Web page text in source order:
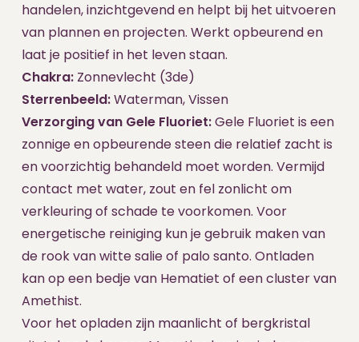
handelen, inzichtgevend en helpt bij het uitvoeren
van plannen en projecten. Werkt opbeurend en
laat je positief in het leven staan.
Chakra: Zonnevlecht (3de)
Sterrenbeeld:Waterman, Vissen
Verzorging van Gele Fluoriet:Gele Fluoriet is een
zonnige en opbeurende steen die relatief zacht is
en voorzichtig behandeld moet worden. Vermijd
contact met water, zout en fel zonlicht om
verkleuring of schade te voorkomen. Voor
energetische reiniging kun je gebruik maken van
de rook van witte salie of palo santo. Ontladen
kan op een bedje van Hematiet of een cluster van
Amethist.
Voor het opladen zijn maanlicht of bergkristal